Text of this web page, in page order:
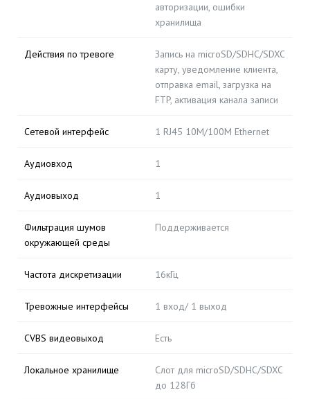
авторизации, ошибки
хранилища
Действия по тревоге
Запись на microSD/SDHC/SDXC
карту, уведомление клиента,
отправка email, загрузка на
FTP, активация канала записи
Сетевой интерфейс 1 RJ45 10M/100M Ethernet
Аудиовход 1
Аудиовыход 1
Фильтрация шумов
окружающей среды
Поддерживается
Частота дискретизации 16кГц
Тревожные интерфейсы 1 вход/ 1 выход
CVBS видеовыход Есть
Локальное хранилище
Слот для microSD/SDHC/SDXC
до 128Гб